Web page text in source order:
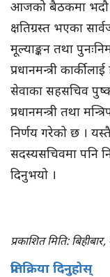
आजको बैठकमा भदौ
क्षतिग्रस्त भएका
मूल्याङ्कन तथा
प्रधानमन्त्री
सेवाका सहसचिव
प्रधानमन्त्री तथा
निर्णय गरेको छ ।
सदस्यसचिवमा पनि
दिनुभयो ।
प्रकाशित मिति:
प्रतिक्रिया दिनुहोस्